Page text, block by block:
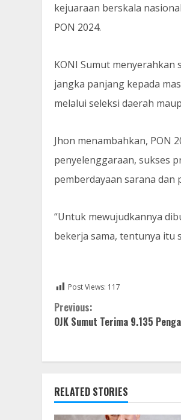
kejuaraan berskala
PON 2024.
KONI Sumut
jangka panjang kepada
melalui seleksi daerah
Jhon menambahkan, PON
penyelenggaraan, sukses
pemberdayaan sarana dan
“Untuk mewujudkannya
bekerja sama, tentunya itu
Post Views: 117
Continue
Reading
Previous:
OJK Sumut Terima 9.135
RELATED STORIES